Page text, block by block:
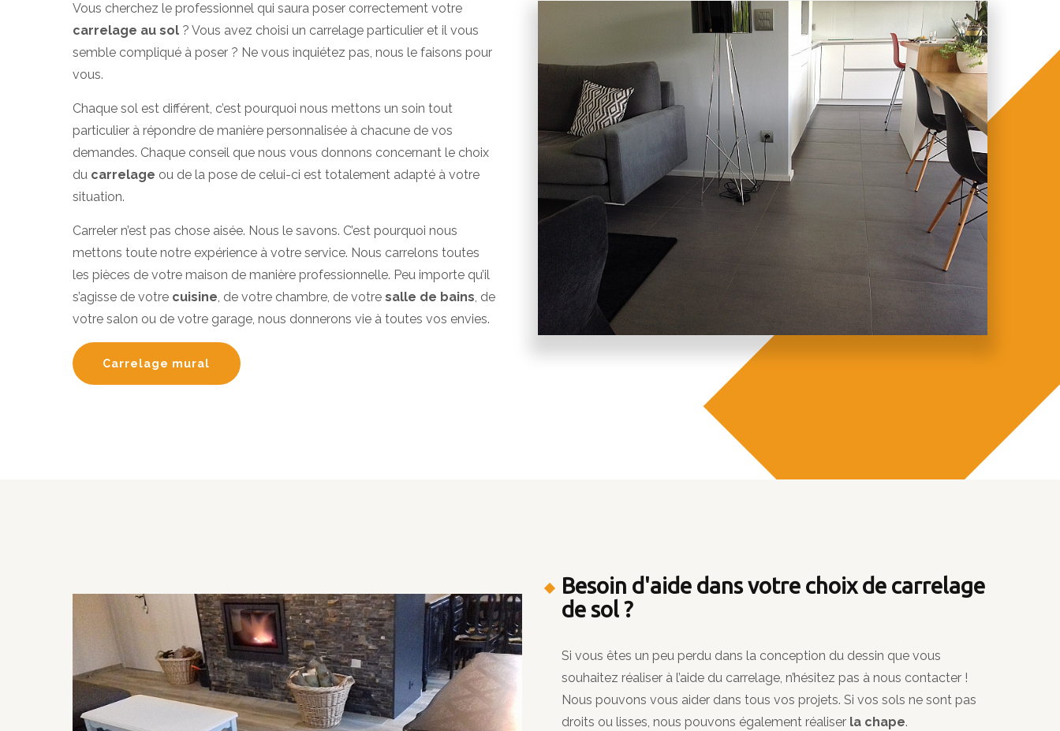
Vous cherchez le professionnel qui saura poser correctement votre
carrelage au sol ? Vous avez choisi un carrelage particulier et il vous
semble compliqué à poser ? Ne vous inquiétez pas, nous le faisons pour
vous.
Chaque sol est différent, c’est pourquoi nous mettons un soin tout
particulier à répondre de manière personnalisée à chacune de vos
demandes. Chaque conseil que nous vous donnons concernant le choix
du carrelage ou de la pose de celui-ci est totalement adapté à votre
situation.
Carreler n’est pas chose aisée. Nous le savons. C’est pourquoi nous
mettons toute notre expérience à votre service. Nous carrelons toutes
les pièces de votre maison de manière professionnelle. Peu importe qu’il
s’agisse de votre cuisine, de votre chambre, de votre salle de bains, de
votre salon ou de votre garage, nous donnerons vie à toutes vos envies.
Carrelage mural
Besoin d'aide dans votre choix de carrelage
de sol?
Si vous êtes un peu perdu dans la conception du dessin que vous
souhaitez réaliser à l’aide du carrelage, n’hésitez pas à nous contacter !
Nous pouvons vous aider dans tous vos projets. Si vos sols ne sont pas
droits ou lisses, nous pouvons également réaliser la chape.